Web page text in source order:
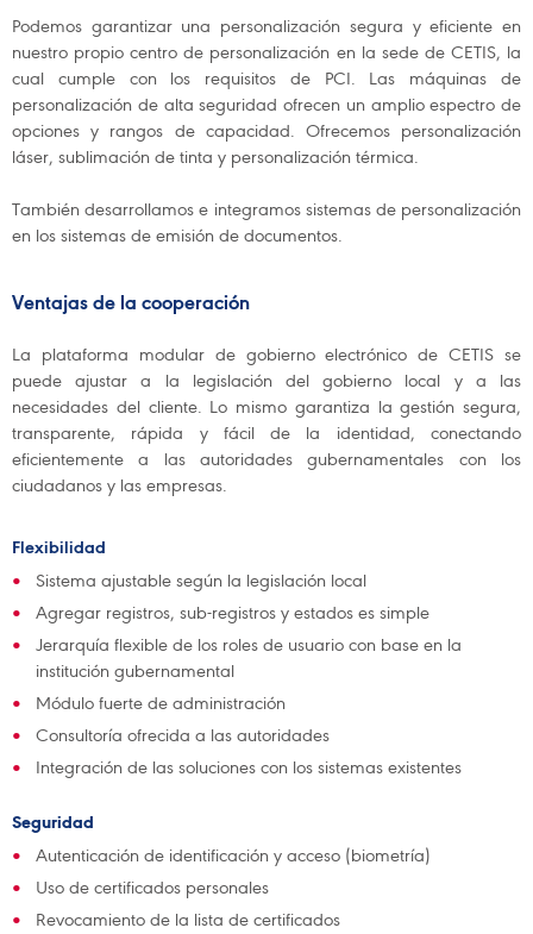
Podemos garantizar una personalización segura y eficiente en
nuestro propio centro de personalización en la sede de CETIS, la
cual cumple con los requisitos de PCI. Las máquinas de
personalización de alta seguridad ofrecen un amplio espectro de
opciones y rangos de capacidad. Ofrecemos personalización
láser, sublimación de tinta y personalización térmica.
También desarrollamos e integramos sistemas de personalización
en los sistemas de emisión de documentos.
Ventajas de la cooperación
La plataforma modular de gobierno electrónico de CETIS se
puede ajustar a la legislación del gobierno local y a las
necesidades del cliente. Lo mismo garantiza la gestión segura,
transparente, rápida y fácil de la identidad, conectando
eficientemente a las autoridades gubernamentales con los
ciudadanos y las empresas.
Flexibilidad
Sistema ajustable según la legislación local
Agregar registros, sub-registros y estados es simple
Jerarquía flexible de los roles de usuario con base en la
institución gubernamental
Módulo fuerte de administración
Consultoría ofrecida a las autoridades
Integración de las soluciones con los sistemas existentes
Seguridad
Autenticación de identificación y acceso (biometría)
Uso de certificados personales
Revocamiento de la lista de certificados